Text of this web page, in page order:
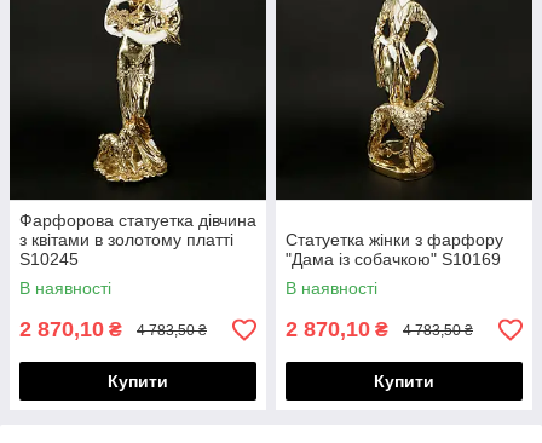
Фарфорова статуетка дівчина
з квітами в золотому платті
S10245
В наявності
2 870,10 ₴ 4 783,50 ₴
Купити
Статуетка жінки з фарфору
"Дама із собачкою" S10169
В наявності
2 870,10 ₴ 4 783,50 ₴
Купити